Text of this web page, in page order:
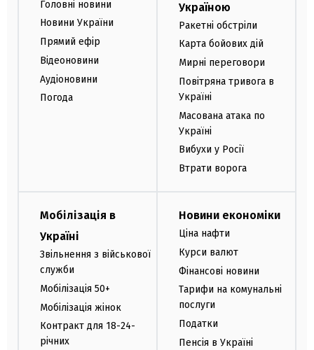
Головні новини
Новини України
Прямий ефір
Відеоновини
Аудіоновини
Погода
Україною
Ракетні обстріли
Карта бойових дій
Мирні переговори
Повітряна тривога в
Україні
Масована атака по
Україні
Вибухи у Росії
Втрати ворога
Мобілізація в
Україні
Звільнення з військової
служби
Мобілізація 50+
Мобілізація жінок
Контракт для 18-24-
річних
Новини економіки
Ціна нафти
Курси валют
Фінансові новини
Тарифи на комунальні
послуги
Податки
Пенсія в Україні